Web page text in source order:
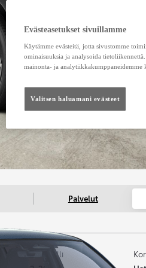
Palvelut
Vuosimalli
Evästeasetukset sivuillamme
Käytämme evästeitä, jotta sivustomme
ominaisuuksia ja analysoida
mainonta- ja analytiikkakumppaneidemme
Valitsen haluamani evästeet